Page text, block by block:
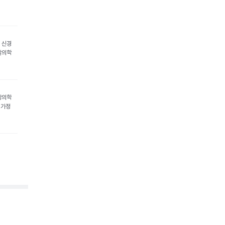
경
의학
의학
정